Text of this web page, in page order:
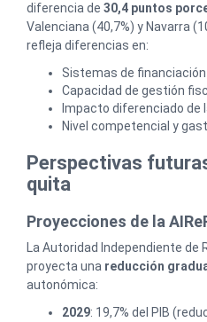
diferencia de 30,4 puntos
Valenciana (40,7%) y Navarra
refleja diferencias en:
Sistemas de
Capacidad de gestión
Impacto diferenciado de
Nivel competencial y
Perspectivas
quita
Proyecciones de la
La Autoridad Independiente de
proyecta una reducción
autonómica:
2029: 19,7% del PIB